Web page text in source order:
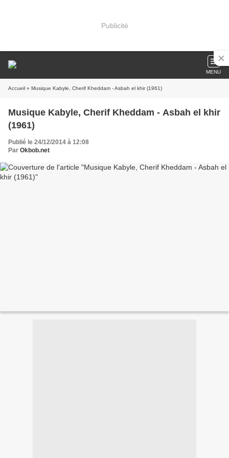
Publicité
MENU
Accueil » Musique Kabyle, Cherif Kheddam - Asbah el khir (1961)
Musique Kabyle, Cherif Kheddam - Asbah el khir
(1961)
Publié le 24/12/2014 à 12:08
Par Okbob.net